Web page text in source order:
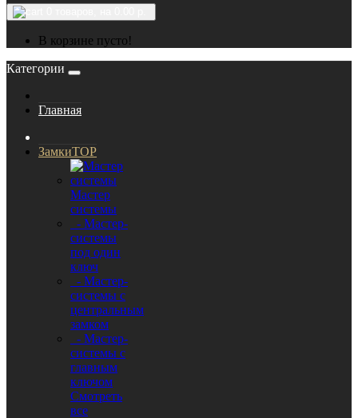
В корзине пусто!
Категории
Главная
ЗамкиTOP
Мастер
системы
- Мастер-
системы
под один
ключ
- Мастер-
системы с
центральным
замком
- Мастер-
системы с
главным
ключом
Смотреть
все